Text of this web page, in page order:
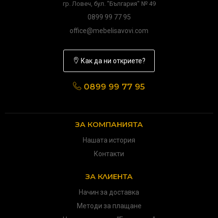
гр. Ловеч, бул. "България" № 49
0899 99 77 95
office@mebelisavovi.com
Как да ни откриете?
0899 99 77 95
ЗА КОМПАНИЯТА
Нашата история
Контакти
ЗА КЛИЕНТА
Начин за доставка
Методи за плащане